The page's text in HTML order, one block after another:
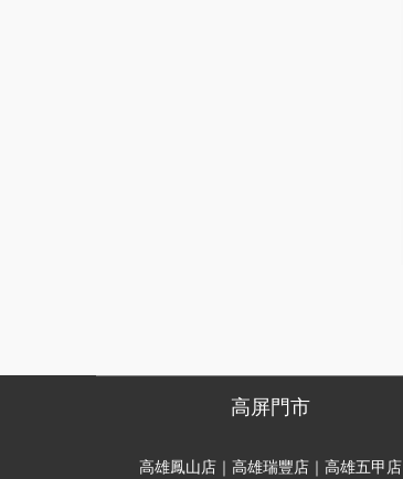
高屏門市
高雄鳳山店｜高雄瑞豐店｜高雄五甲店